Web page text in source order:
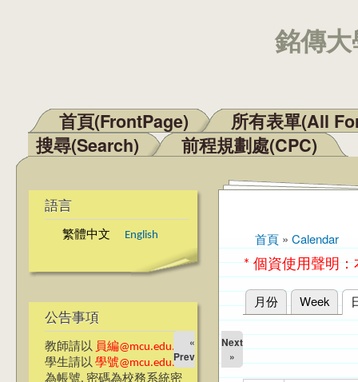
銘傳
主選單
首頁(FrontPage)
所有表單(All
搜尋(Search)
前程規劃處(CPC)
語言
繁體中文 English
公告事項
教師請以 員編@mcu.edu.tw
學生請以 學號@mcu.edu.tw
為帳號, 密碼為校務系統密
您在這裡
首頁 » Calendar
* 個資使用聲明
主要索引標籤
月份 Week
«
Prev
Next
»